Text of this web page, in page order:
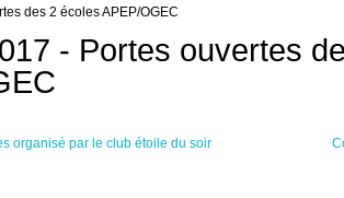
des 2 écoles APEP/OGEC
- Portes ouvertes
organisé par le club étoile du soir